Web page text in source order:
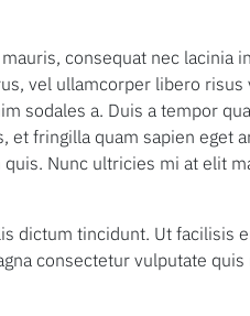
consequat nec lacinia
vel ullamcorper libero risus
sodales a. Duis a tempor
fringilla quam sapien eget
Nunc ultricies mi at elit
dictum tincidunt. Ut facilisis
consectetur vulputate